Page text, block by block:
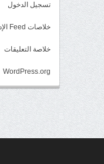
تسجيل الدخول
خلاصات Feed الإدخالات
خلاصة التعليقات
WordPress.org